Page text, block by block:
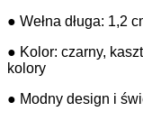
● Wełna długa: 1,2
● Kolor: czarny,
kolory
● Modny design i